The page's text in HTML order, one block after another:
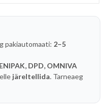
pakiautomaati: 2–5
DPD, OMNIVA
järeltellida. Tarneaeg